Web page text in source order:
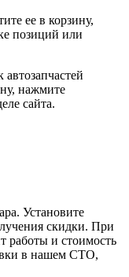
ее в корзину,
позиций или
нажмите
сайта.
Установите
скидки. При
работы и стоимость
в нашем СТО,